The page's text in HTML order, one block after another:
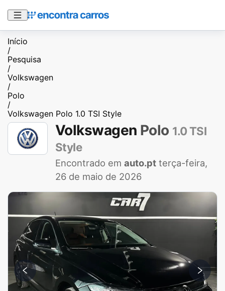
Início
/
Pesquisa
/
Volkswagen
/
Polo
/
Volkswagen Polo 1.0 TSI Style
Volkswagen Polo 1.0 TSI
Style
Encontrado em auto.pt terça-feira,
26 de maio de 2026